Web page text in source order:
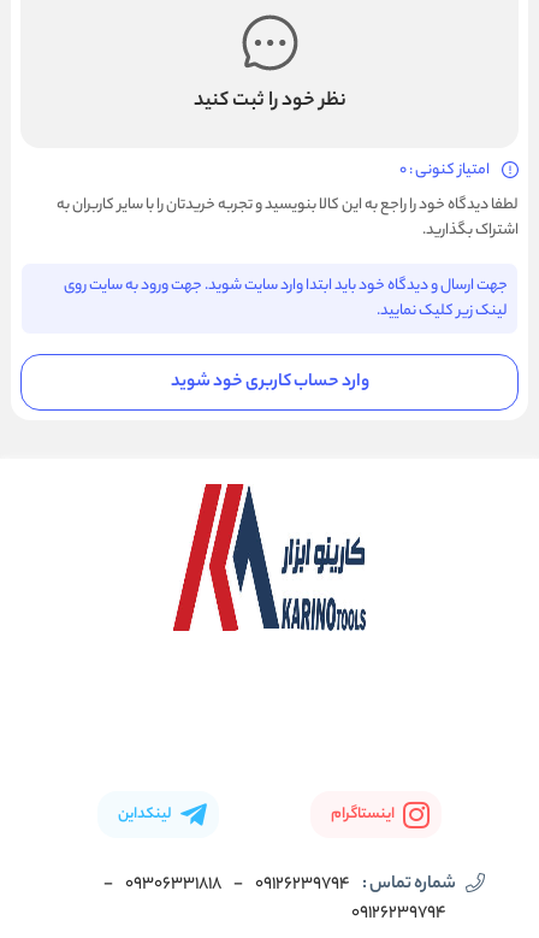
نظر خود را ثبت کنید
امتیاز کنونی : 0
لطفا دیدگاه خود را راجع به این کالا بنویسید و تجربه خریدتان را با سایر کاربران به
اشتراک بگذارید.
جهت ارسال و دیدگاه خود باید ابتدا وارد سایت شوید. جهت ورود به سایت روی
لینک زیر کلیک نمایید.
وارد حساب کاربری خود شوید
اینستاگرام لینکداین
شماره تماس : 09126239794
-
09306331818
-
09126239794